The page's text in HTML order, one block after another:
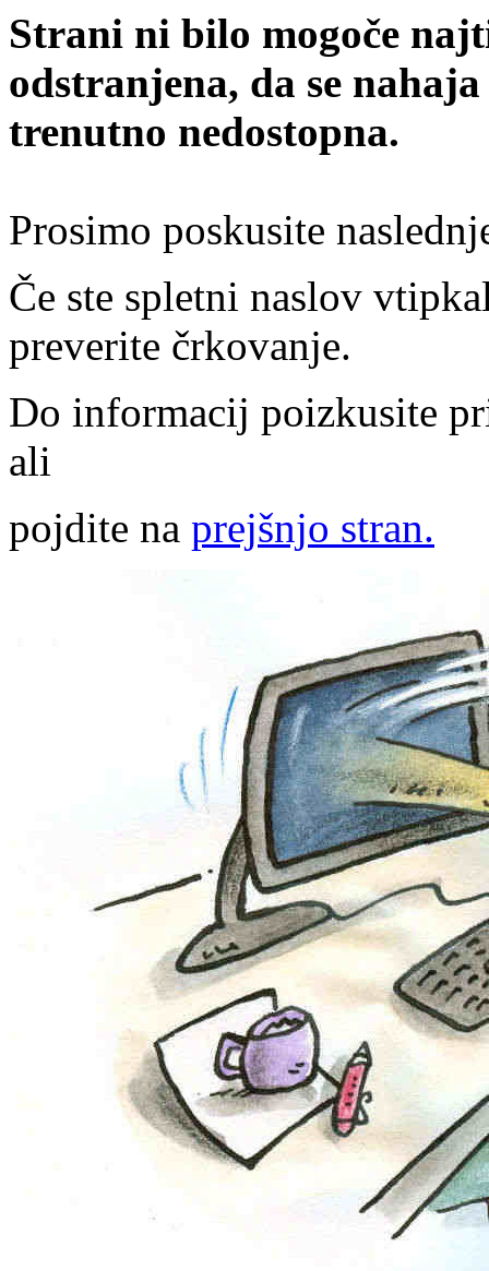
Strani ni bilo mogoče
odstranjena, da se
trenutno nedostopna.
Prosimo poskusite
Če ste spletni naslov
preverite črkovanje.
Do informacij poizkusite
ali
pojdite na prejšnjo stran.